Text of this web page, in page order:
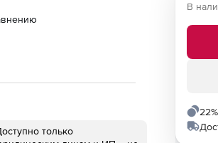
только
В